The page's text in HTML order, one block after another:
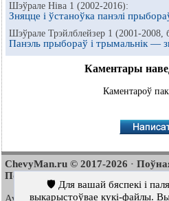
Шэўрале Ніва 1 (2002-2016):
Зняцце і ўстаноўка панэлі
Шэўрале Трэйлблейзер 1 (2001-2008,
Панэль прыбораў і трымальнік —
Каментары
Каментароў
ChevyMan.ru © 2017-2026 ·
Пошук па сайце
Aveo2003-2008·Aveo2006-2011·
🛡️ Для вашай бяспекі і
выкарыстоўвае кукі-файлы.